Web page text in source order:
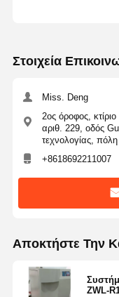
Στοιχεία
Miss. Deng
2ος όροφος,
αριθ. 229, οδός
τεχνολογίας,
+8618692211007
Αποκτήστε Την
ZWL-